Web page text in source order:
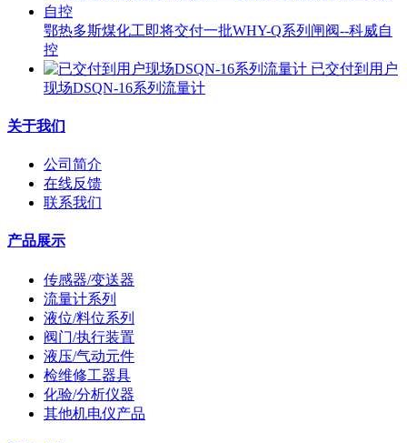
鄂热多斯煤化工即将交付一批WHY-Q系列闸阀--科威自
控
已交付到用户
现场DSQN-16系列流量计
关于我们
公司简介
在线反馈
联系我们
产品展示
传感器/变送器
流量计系列
液位/料位系列
阀门/执行装置
液压/气动元件
检维修工器具
化验/分析仪器
其他机电仪产品